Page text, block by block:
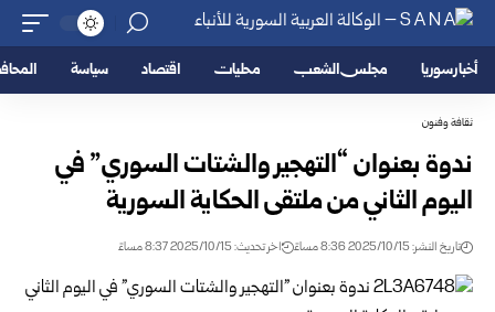
أخبار سوريا مجلس الشعب محليات اقتصاد سياسة
ثقافة وفنون
ندوة بعنوان “التهجير والشتات السوري” في
اليوم الثاني من ملتقى الحكاية السورية
تاريخ النشر: 2025/10/15 8:36 مساءً اخر تحديث: 2025/10/15 8:37 مساءً